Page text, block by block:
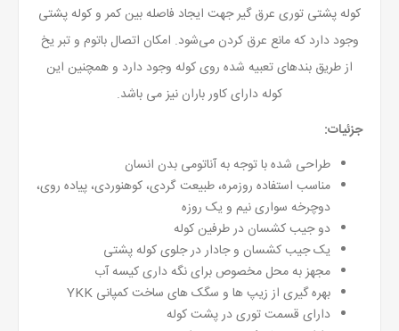
کوله پشتی توری عرق گیر جهت ایجاد فاصله بین کمر و کوله پشتی
وجود دارد که مانع عرق کردن می‌شود. امکان اتصال باتوم و تبر یخ
از طریق بندهای تعبیه شده روی کوله وجود دارد و همچنین این
کوله دارای کاور باران نیز می باشد.
جزئیات:
طراحی شده با توجه به آناتومی بدن انسان
مناسب استفاده روزمره، طبیعت گردی، کوهنوردی، پیاده روی،
دوچرخه سواری نیم و یک روزه
دو جیب کشسان در طرفین کوله
یک جیب کشسان و جادار در جلوی کوله پشتی
مجهز به محل مخصوص برای نگه داری کیسه آب
بهره گیری از زیپ ها و سگک های ساخت کمپانی YKK
دارای قسمت توری در پشت کوله